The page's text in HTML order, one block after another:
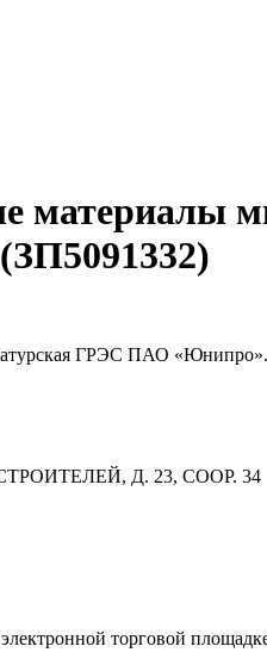
материалы
ГРЭС ПАО «Юнипро».
Д. 23, СООР. 34
торговой